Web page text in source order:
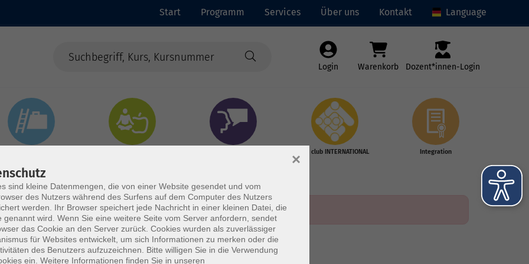
Start Programm Services Über uns Kontakt Language
Login Warenkorb Dozent*innen-Login
vhs club INTERNATIONAL Integration
sind kleine Datenmengen, die von einer Website gesendet und vom
des Nutzers während des Surfens auf dem Computer des Nutzers
werden. Ihr Browser speichert jede Nachricht in einer kleinen Datei, die
genannt wird. Wenn Sie eine weitere Seite vom Server anfordern, sendet
das Cookie an den Server zurück. Cookies wurden als zuverlässiger
für Websites entwickelt, um sich Informationen zu merken oder die
des Benutzers aufzuzeichnen. Bitte willigen Sie in die Verwendung
ein. Weitere Informationen finden Sie in unseren
×